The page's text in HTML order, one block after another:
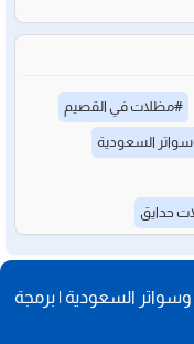
#مظلات في القصيم
السعودية
حدايق